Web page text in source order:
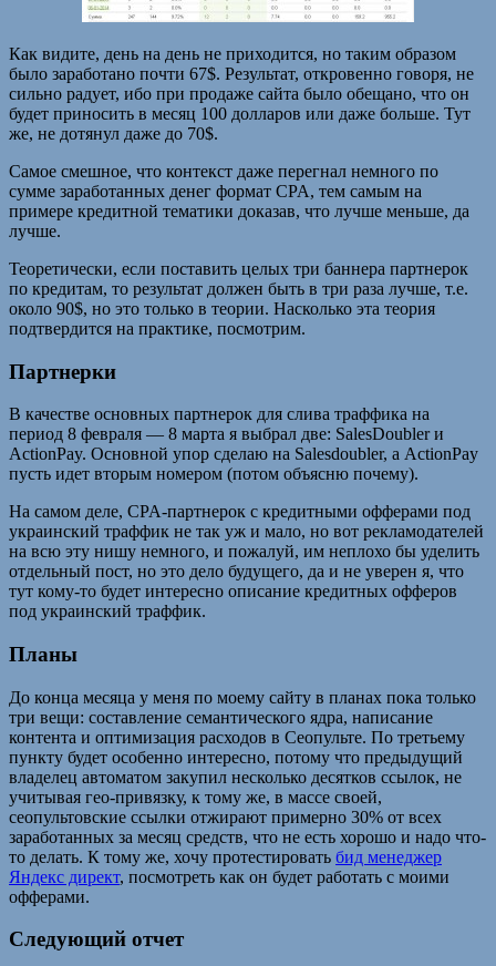
Как видите, день на день не приходится, но таким образом
было заработано почти 67$. Результат, откровенно говоря, не
сильно радует, ибо при продаже сайта было обещано, что он
будет приносить в месяц 100 долларов или даже больше. Тут
же, не дотянул даже до 70$.
Самое смешное, что контекст даже перегнал немного по
сумме заработанных денег формат CPA, тем самым на
примере кредитной тематики доказав, что лучше меньше, да
лучше.
Теоретически, если поставить целых три баннера партнерок
по кредитам, то результат должен быть в три раза лучше, т.е.
около 90$, но это только в теории. Насколько эта теория
подтвердится на практике, посмотрим.
Партнерки
В качестве основных партнерок для слива траффика на
период 8 февраля — 8 марта я выбрал две: SalesDoubler и
ActionPay. Основной упор сделаю на Salesdoubler, а ActionPay
пусть идет вторым номером (потом объясню почему).
На самом деле, CPA-партнерок с кредитными офферами под
украинский траффик не так уж и мало, но вот рекламодателей
на всю эту нишу немного, и пожалуй, им неплохо бы уделить
отдельный пост, но это дело будущего, да и не уверен я, что
тут кому-то будет интересно описание кредитных офферов
под украинский траффик.
Планы
До конца месяца у меня по моему сайту в планах пока только
три вещи: составление семантического ядра, написание
контента и оптимизация расходов в Сеопульте. По третьему
пункту будет особенно интересно, потому что предыдущий
владелец автоматом закупил несколько десятков ссылок, не
учитывая гео-привязку, к тому же, в массе своей,
сеопультовские ссылки отжирают примерно 30% от всех
заработанных за месяц средств, что не есть хорошо и надо что-
то делать. К тому же, хочу протестировать бид менеджер
Яндекс директ, посмотреть как он будет работать с моими
офферами.
Следующий отчет